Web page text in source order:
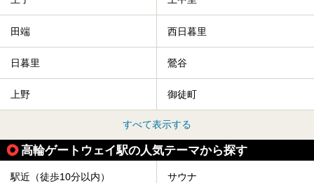
田端 西日暮里
日暮里 鶯谷
上野 御徒町
すべて表示する
高輪ゲートウェイ駅の人気テーマから探す
駅近（徒歩10分以内） サウナ